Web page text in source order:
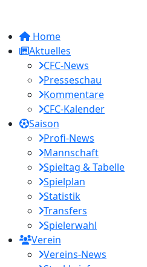
Home
Aktuelles
CFC-News
Presseschau
Kommentare
CFC-Kalender
Saison
Profi-News
Mannschaft
Spieltag & Tabelle
Spielplan
Statistik
Transfers
Spielerwahl
Verein
Vereins-News